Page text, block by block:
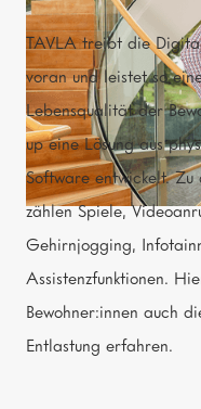
TAVLA treibt die
voran und leistet so
Lebensqualität der
up eine Lösung aus
Software entwickelt.
zählen Spiele,
Gehirnjogging,
Assistenzfunktionen.
Bewohner:innen auch
Entlastung erfahren.